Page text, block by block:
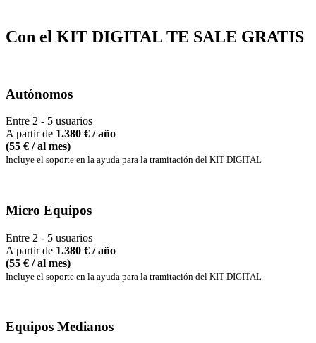
Con el KIT DIGITAL TE SALE GRATIS
Autónomos
Entre 2 - 5 usuarios
A partir de 1.380 € / año
(55 € / al mes)
Incluye el soporte en la ayuda para la tramitación del KIT DIGITAL
Micro Equipos
Entre 2 - 5 usuarios
A partir de 1.380 € / año
(55 € / al mes)
Incluye el soporte en la ayuda para la tramitación del KIT DIGITAL
Equipos Medianos